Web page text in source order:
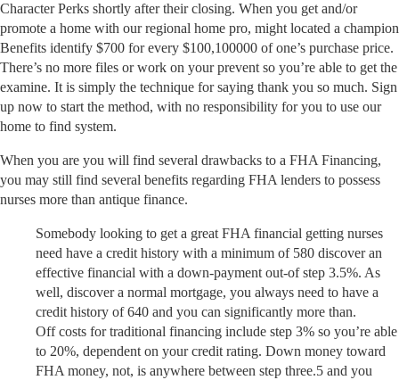
Character Perks shortly after their closing. When you get and/or
promote a home with our regional home pro, might located a champion
Benefits identify $700 for every $100,100000 of one’s purchase price.
There’s no more files or work on your prevent so you’re able to get the
examine. It is simply the technique for saying thank you so much. Sign
up now to start the method, with no responsibility for you to use our
home to find system.
When you are you will find several drawbacks to a FHA Financing,
you may still find several benefits regarding FHA lenders to possess
nurses more than antique finance.
Somebody looking to get a great FHA financial getting nurses
need have a credit history with a minimum of 580 discover an
effective financial with a down-payment out-of step 3.5%. As
well, discover a normal mortgage, you always need to have a
credit history of 640 and you can significantly more than.
Off costs for traditional financing include step 3% so you’re able
to 20%, dependent on your credit rating. Down money toward
FHA money, not, is anywhere between step three.5 and you